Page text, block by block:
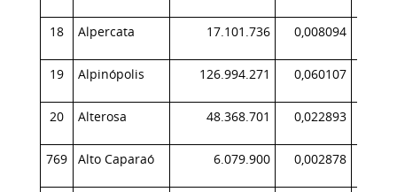
18 Alpercata 17.101.736 0,008094
19 Alpinópolis 126.994.271 0,060107
20 Alterosa 48.368.701 0,022893
769 Alto Caparaó 6.079.900 0,002878